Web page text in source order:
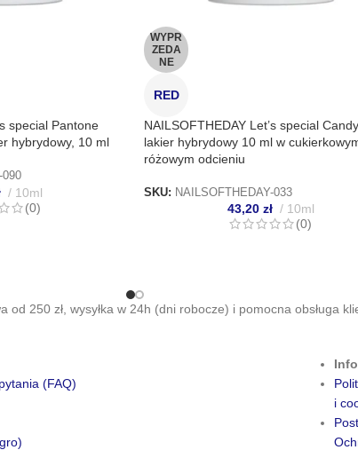
special Pantone
hybrydowy, 10 ml
090
10ml
(0)
WYPR
ZEDA
NE
RED
NAILSOFTHEDAY Let’s special
lakier hybrydowy 10 ml w
różowym odcieniu
SKU: NAILSOFTHEDAY-033
43,20 zł
10ml
(0)
250 zł, wysyłka w 24h (dni robocze) i pomocna obsługa
(FAQ)
i